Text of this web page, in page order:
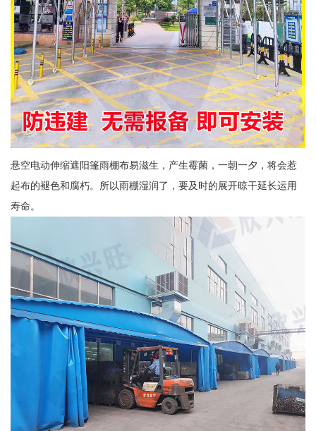
悬空电动伸缩遮阳篷雨棚布易滋生，产生霉菌，一朝一夕，将会惹
起布的褪色和腐朽。所以雨棚湿润了，要及时的展开晾干延长运用
寿命。